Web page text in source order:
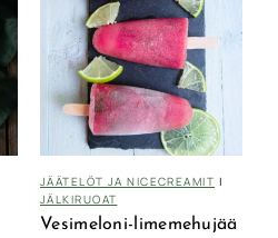
JÄÄTELÖT JA NICECREAMIT |
JÄLKIRUOAT
Vesimeloni-limemehujää